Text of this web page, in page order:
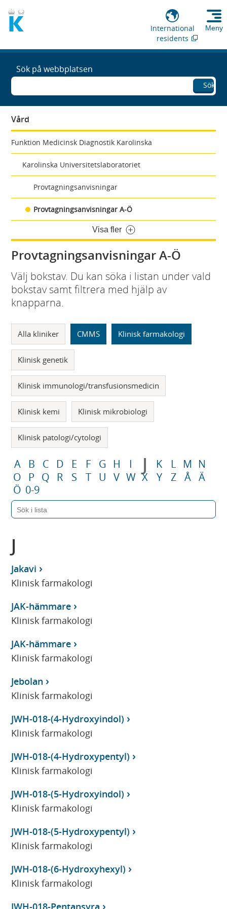
International
residents
Meny
Sök på webbplatsen
Sök
Vård
Funktion Medicinsk Diagnostik Karolinska
Karolinska Universitetslaboratoriet
Provtagningsanvisningar
Provtagningsanvisningar A-Ö
Visa fler
Provtagningsanvisningar A-Ö
Välj bokstav. Du kan söka i listan under vald
bokstav samt filtrera med hjälp av
knapparna.
Alla kliniker CMMS Klinisk farmakologi
Klinisk genetik
Klinisk immunologi/transfusionsmedicin
Klinisk kemi Klinisk mikrobiologi
Klinisk patologi/cytologi
A B C D E F G H I J K L M N
O
P Q R S T U V W X Y Z Å Ä
Ö 0-9
J
Jakavi
Klinisk farmakologi
JAK-hämmare
Klinisk farmakologi
JAK-hämmare
Klinisk farmakologi
Jebolan
Klinisk farmakologi
JWH-018-(4-Hydroxyindol)
Klinisk farmakologi
JWH-018-(4-Hydroxypentyl)
Klinisk farmakologi
JWH-018-(5-Hydroxyindol)
Klinisk farmakologi
JWH-018-(5-Hydroxypentyl)
Klinisk farmakologi
JWH-018-(6-Hydroxyhexyl)
Klinisk farmakologi
JWH-018-Pentansyra